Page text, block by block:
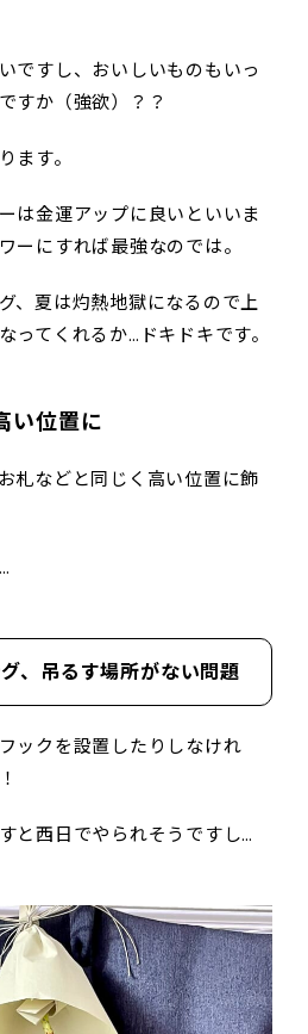
ですし、おいしいものもいっ
すか（強欲）？？
ます。
は金運アップに良いといいま
ーにすれば最強なのでは。
、夏は灼熱地獄になるので上
ってくれるか…ドキドキです。
い位置に
札などと同じく高い位置に飾
、吊るす場所がない問題
ックを設置したりしなけれ
と西日でやられそうですし…